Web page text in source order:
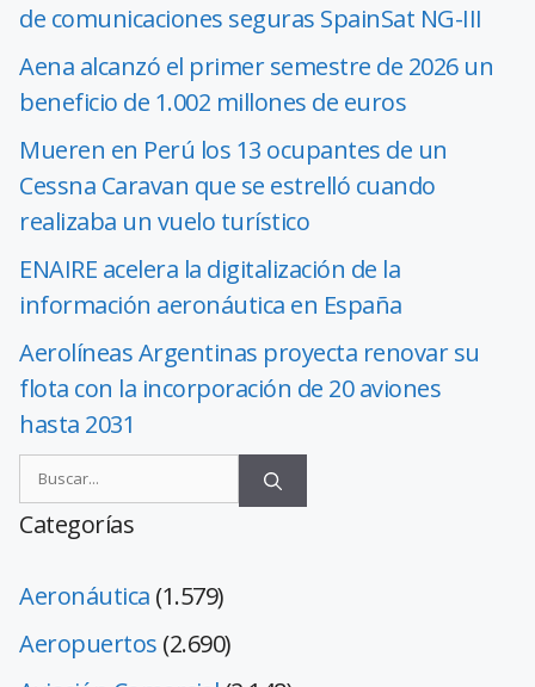
de comunicaciones seguras SpainSat NG-III
Aena alcanzó el primer semestre de 2026 un
beneficio de 1.002 millones de euros
Mueren en Perú los 13 ocupantes de un
Cessna Caravan que se estrelló cuando
realizaba un vuelo turístico
ENAIRE acelera la digitalización de la
información aeronáutica en España
Aerolíneas Argentinas proyecta renovar su
flota con la incorporación de 20 aviones
hasta 2031
Categorías
Aeronáutica (1.579)
Aeropuertos (2.690)